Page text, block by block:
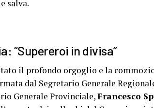
salva.
“Supereroi in divisa”
il profondo orgoglio e la
dal Segretario Generale
Generale Provinciale,Francesco